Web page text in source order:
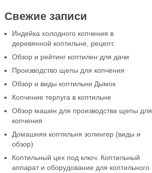
Свежие записи
Индейка холодного копчения в
деревянной коптильне, рецепт.
Обзор и рейтинг коптилен для дачи
Производство щепы для копчения
Обзор и виды коптильни Дымок
Копчение терпуга в коптильне
Обзор машин для производства щепы для
копчения
Домашняя коптильня золингер (виды и
обзор)
Коптильный цех под ключ. Коптильный
аппарат и оборудование для коптильного